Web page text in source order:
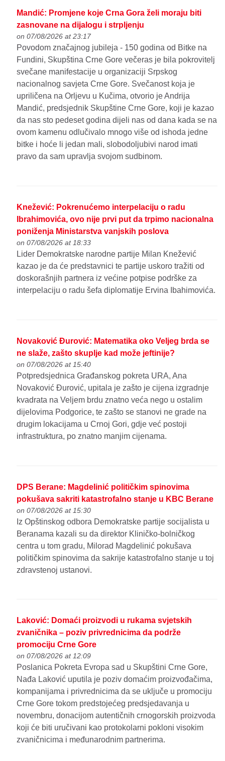
Mandić: Promjene koje Crna Gora želi moraju biti
zasnovane na dijalogu i strpljenju
on 07/08/2026 at 23:17
Povodom značajnog jubileja - 150 godina od Bitke na
Fundini, Skupština Crne Gore večeras je bila pokrovitelj
svečane manifestacije u organizaciji Srpskog
nacionalnog savjeta Crne Gore. Svečanost koja je
upriličena na Orljevu u Kučima, otvorio je Andrija
Mandić, predsjednik Skupštine Crne Gore, koji je kazao
da nas sto pedeset godina dijeli nas od dana kada se na
ovom kamenu odlučivalo mnogo više od ishoda jedne
bitke i hoće li jedan mali, slobodoljubivi narod imati
pravo da sam upravlja svojom sudbinom.
Knežević: Pokrenućemo interpelaciju o radu
Ibrahimovića, ovo nije prvi put da trpimo nacionalna
poniženja Ministarstva vanjskih poslova
on 07/08/2026 at 18:33
Lider Demokratske narodne partije Milan Knežević
kazao je da će predstavnici te partije uskoro tražiti od
doskorašnjih partnera iz većine potpise podrške za
interpelaciju o radu šefa diplomatije Ervina Ibahimovića.
Novaković Đurović: Matematika oko Veljeg brda se
ne slaže, zašto skuplje kad može jeftinije?
on 07/08/2026 at 15:40
Potpredsjednica Građanskog pokreta URA, Ana
Novaković Đurović, upitala je zašto je cijena izgradnje
kvadrata na Veljem brdu znatno veća nego u ostalim
dijelovima Podgorice, te zašto se stanovi ne grade na
drugim lokacijama u Crnoj Gori, gdje već postoji
infrastruktura, po znatno manjim cijenama.
DPS Berane: Magdelinić političkim spinovima
pokušava sakriti katastrofalno stanje u KBC Berane
on 07/08/2026 at 15:30
Iz Opštinskog odbora Demokratske partije socijalista u
Beranama kazali su da direktor Kliničko-bolničkog
centra u tom gradu, Milorad Magdelinić pokušava
političkim spinovima da sakrije katastrofalno stanje u toj
zdravstenoj ustanovi.
Laković: Domaći proizvodi u rukama svjetskih
zvaničnika – poziv privrednicima da podrže
promociju Crne Gore
on 07/08/2026 at 12:09
Poslanica Pokreta Evropa sad u Skupštini Crne Gore,
Nađa Laković uputila je poziv domaćim proizvođačima,
kompanijama i privrednicima da se uključe u promociju
Crne Gore tokom predstojećeg predsjedavanja u
novembru, donacijom autentičnih crnogorskih proizvoda
koji će biti uručivani kao protokolarni pokloni visokim
zvaničnicima i međunarodnim partnerima.